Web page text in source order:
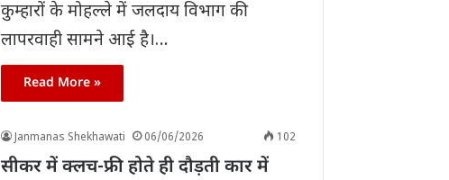
कुम्हारों के मोहल्ले में जलदाय विभाग की
लापरवाही सामने आई है।…
Read More »
Janmanas Shekhawati 06/06/2026 102
सीकर में क्लच-फ्री होते ही दौड़ती कार में